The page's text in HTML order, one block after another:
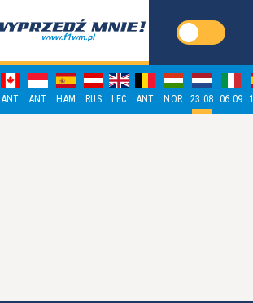
ANT ANT HAM RUS LEC ANT NOR 23.08 06.09